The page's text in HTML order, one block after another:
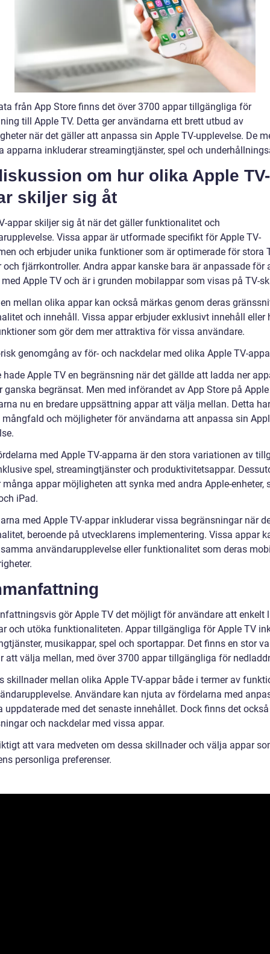
från App Store finns det över 3700 appar tillgängliga för
till Apple TV. Detta ger användarna ett brett utbud av
när det gäller att anpassa sin Apple TV-upplevelse. De
apparna inkluderar streamingtjänster, spel och
om hur olika Apple TV-
skiljer sig åt
appar skiljer sig åt när det gäller funktionalitet och
Vissa appar är utformade specifikt för Apple TV-
och erbjuder unika funktioner som är optimerade för stora
och fjärrkontroller. Andra appar kanske bara är anpassade för
Apple TV och är i grunden mobilappar som visas på TV-
mellan olika appar kan också märkas genom deras
och innehåll. Vissa appar erbjuder exklusivt innehåll eller
som gör dem mer attraktiva för vissa användare.
genomgång av för- och nackdelar med olika Apple TV-
hade Apple TV en begränsning när det gällde att ladda ner
ganska begränsat. Men med införandet av App Store på
nu en bredare uppsättning appar att välja mellan. Detta
mångfald och möjligheter för användarna att anpassa sin
med Apple TV-apparna är den stora variationen av
spel, streamingtjänster och produktivitetsappar.
många appar möjligheten att synka med andra Apple-enheter,
iPad.
med Apple TV-appar inkluderar vissa begränsningar när
beroende på utvecklarens implementering. Vissa appar
användarupplevelse eller funktionalitet som deras
gör Apple TV det möjligt för användare att enkelt
och utöka funktionaliteten. Appar tillgängliga för Apple TV
musikappar, spel och sportappar. Det finns en stor
att välja mellan, med över 3700 appar tillgängliga för
skillnader mellan olika Apple TV-appar både i termer av
Användare kan njuta av fördelarna med
uppdaterade med det senaste innehållet. Dock finns det
och nackdelar med vissa appar.
att vara medveten om dessa skillnader och välja appar
personliga preferenser.